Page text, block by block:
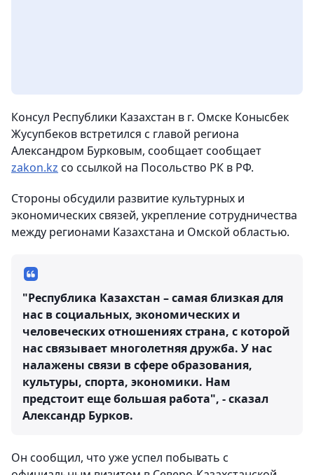
Консул Республики Казахстан в г. Омске Конысбек
Жусупбеков встретился с главой региона
Александром Бурковым, сообщает сообщает
zakon.kz со ссылкой на Посольство РК в РФ.
Стороны обсудили развитие культурных и
экономических связей, укрепление сотрудничества
между регионами Казахстана и Омской областью.
"Республика Казахстан – самая близкая для
нас в социальных, экономических и
человеческих отношениях страна, с которой
нас связывает многолетняя дружба. У нас
налажены связи в сфере образования,
культуры, спорта, экономики. Нам
предстоит еще большая работа", - сказал
Александр Бурков.
Он сообщил, что уже успел побывать с